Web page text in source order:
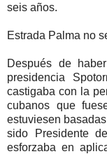
seis años.
Estrada Palma no
Después de
presidencia
castigaba con la
cubanos que
estuviesen
sido Presidente
esforzaba en